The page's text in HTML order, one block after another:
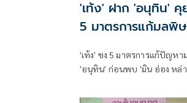
'เท้ง' ฝาก 'อนุทิน'
5 มาตรการแก้มลพิ
'เท้ง' ชง 5 มาตรการแก้ปัญห
'อนุทิน' ก่อนพบ 'มิน อ่อง หล่